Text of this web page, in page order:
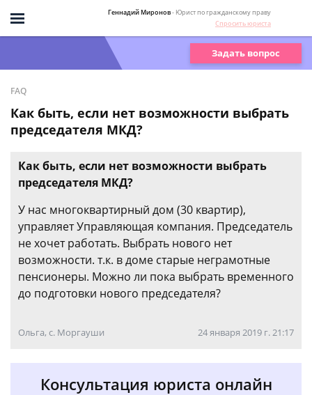
Геннадий Миронов- Юрист по гражданскому праву
Спросить юриста
Задать вопрос
FAQ
Как быть, если нет возможности выбрать
председателя МКД?
Как быть, если нет возможности выбрать
председателя МКД?
У нас многоквартирный дом (30 квартир),
управляет Управляющая компания. Председатель
не хочет работать. Выбрать нового нет
возможности. т.к. в доме старые неграмотные
пенсионеры. Можно ли пока выбрать временного
до подготовки нового председателя?
Ольга, с. Моргауши 24 января 2019 г. 21:17
Консультация юриста онлайн